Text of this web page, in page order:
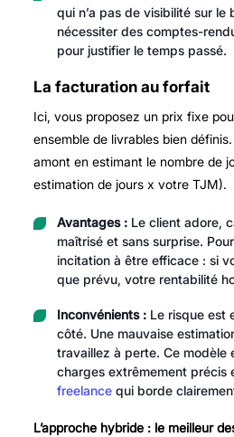
qui n’a pas de visibilité sur
nécessiter des comptes-
pour justifier le temps passé.
La facturation au forfait
Ici, vous proposez un prix fixe
ensemble de livrables bien
amont en estimant le nombre de
estimation de jours x votre TJM).
Avantages :Le client adore,
maîtrisé et sans surprise.
incitation à être efficace : si
que prévu, votre rentabilité
Inconvénients :Le risque est
côté. Une mauvaise
travaillez à perte. Ce modèle
charges extrêmement précis
freelancequi borde
L’approche hybride : le meilleur